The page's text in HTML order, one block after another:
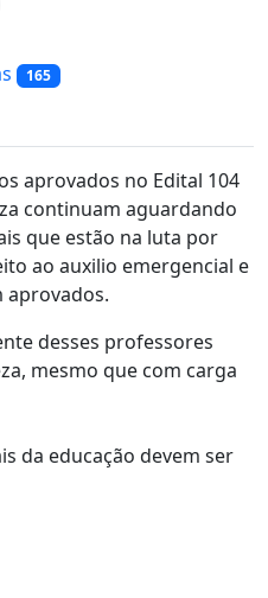
165
aprovados no Edital 104
continuam aguardando
que estão na luta por
ao auxilio emergencial e
desses professores
mesmo que com carga
da educação devem ser